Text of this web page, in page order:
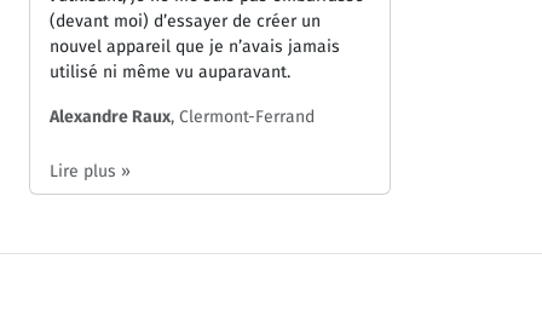
(devant moi) d’essayer de créer un
nouvel appareil que je n’avais jamais
utilisé ni même vu auparavant.
Alexandre Raux, Clermont-Ferrand
Lire plus »